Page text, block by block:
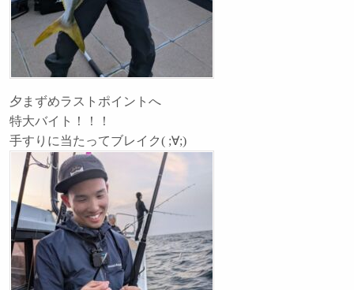
夕まずめラストポイントへ
特大バイト！！！
手すりに当たってブレイク( ;∀;)